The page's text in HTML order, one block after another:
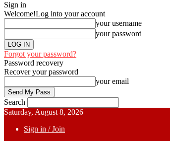
Sign in
Welcome!Log into your account
your username
your password
Forgot your password?
Password recovery
Recover your password
your email
Search
Saturday, August 8, 2026
Sign in / Join